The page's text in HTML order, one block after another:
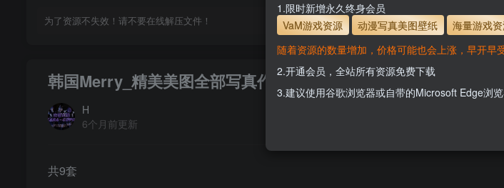
为了资源不失效！请不要在线解压文件！
韩国Merry_精美美图全部写真作品合集
H
6个月前更新
共9套
1.限时新增永久终身会员
VaM游戏资源
动漫写真美图壁纸
海量游戏
随着资源的数量增加，价格可能也会上涨，早开早
2.开通会员，全站所有资源免费下载
3.建议使用谷歌浏览器或自带的Microsoft Edge浏